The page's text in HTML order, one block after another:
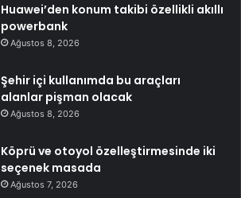
Huawei’den konum takibi özellikli akıllı
powerbank
Ağustos 8, 2026
Şehir içi kullanımda bu araçları
alanlar pişman olacak
Ağustos 8, 2026
Köprü ve otoyol özelleştirmesinde iki
seçenek masada
Ağustos 7, 2026